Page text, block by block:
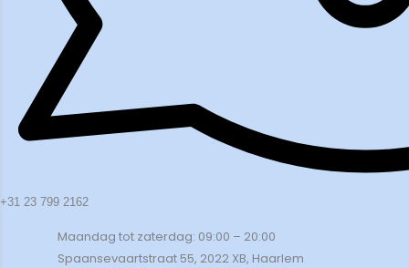
+31 23 799 2162
Maandag tot zaterdag: 09:00 – 20:00
Spaansevaartstraat 55, 2022 XB, Haarlem